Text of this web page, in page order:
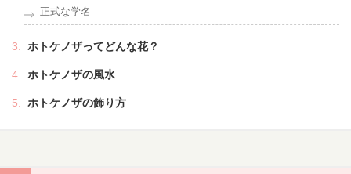
正式な学名
ホトケノザってどんな花？
ホトケノザの風水
ホトケノザの飾り方